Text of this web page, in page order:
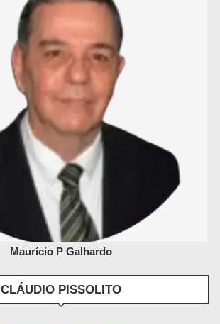
Maurício P Galhardo
CLÁUDIO PISSOLITO